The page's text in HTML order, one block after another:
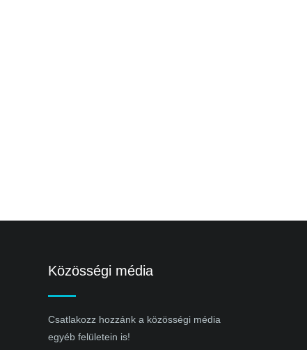
Közösségi média
Csatlakozz hozzánk a közösségi média
egyéb felületein is!